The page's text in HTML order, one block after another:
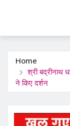
Home
श्री बद्रीनाथ
ने किए दर्शन